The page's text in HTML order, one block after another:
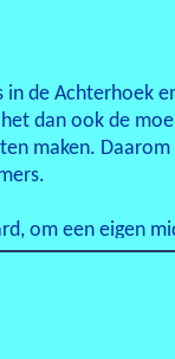
de Achterhoek
dan ook de
maken. Daarom
om een eigen
Sevenaer